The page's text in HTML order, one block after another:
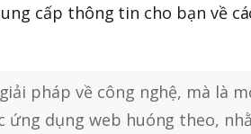
cấp thông tin cho bạn về
pháp về công nghệ, mà là
ứng dụng web huóng theo,